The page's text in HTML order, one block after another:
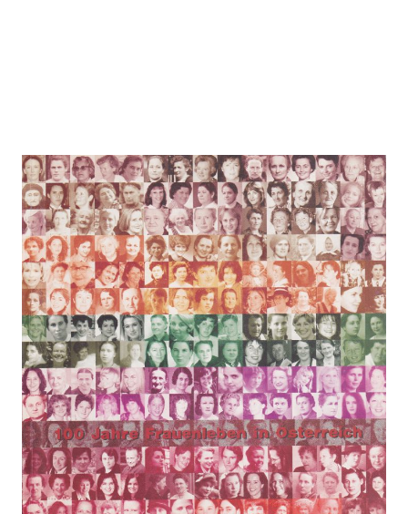
100 Jahre Frauenleben in
Österreich (2003)
Zur Wunschliste hinzufügen
Katalog zur Ausstellung
Verlag: SPÖ-
Bundesfrauen, Wien
01.01.2003
Antiquarisches Buch 114 Seiten
Paperback ISBN: ANTIDIV010